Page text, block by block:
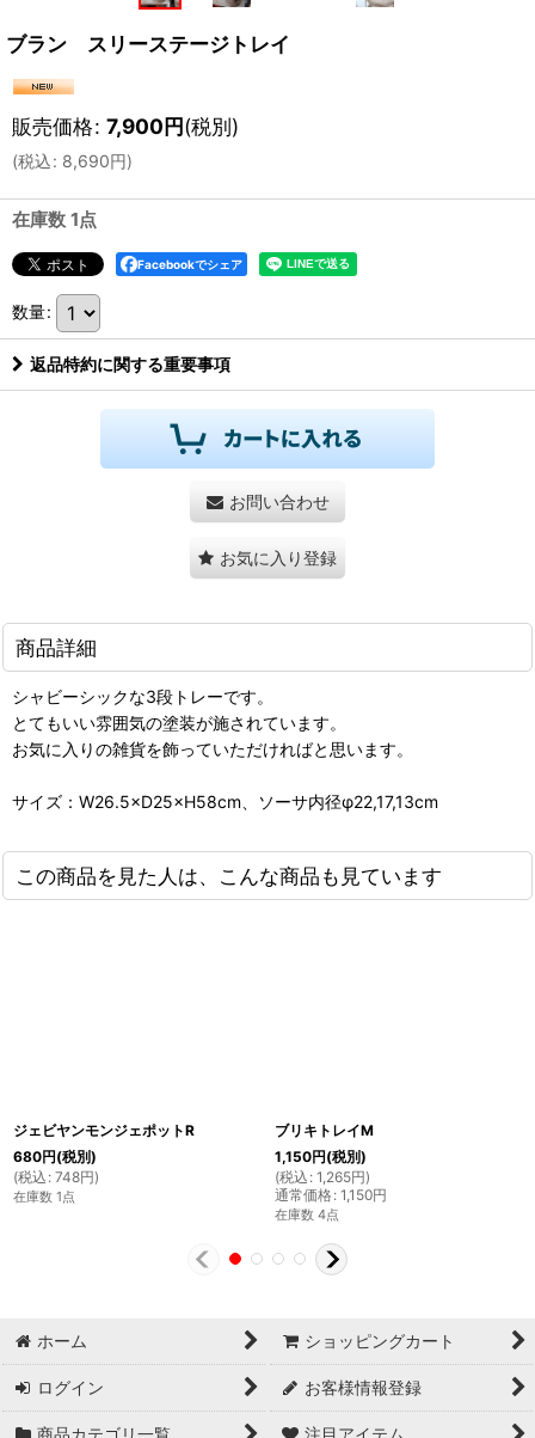
ブラン スリーステージトレイ
販売価格: 7,900円(税別)
(税込: 8,690円)
在庫数 1点
Facebookでシェア
数量:
返品特約に関する重要事項
お問い合わせ
お気に入り登録
商品詳細
シャビーシックな3段トレーです。
とてもいい雰囲気の塗装が施されています。
お気に入りの雑貨を飾っていただければと思います。
サイズ：W26.5×D25×H58cm、ソーサ内径φ22,17,13cm
この商品を見た人は、こんな商品も見ています
ジェビヤンモンジェポットR
680円(税別)
(税込 : 748円)
在庫数 1点
ブリキトレイM
1,150円(税別)
(税込 : 1,265円)
通常価格: 1,150円
在庫数 4点
ホーム ショッピングカート
ログイン お客様情報登録